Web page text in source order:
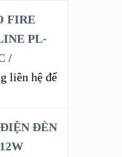
FIRE
PL-
/
liên hệ để
ĐÈN